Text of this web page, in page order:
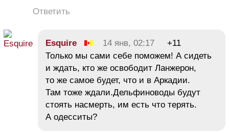
Ответить
Esquire 14 янв, 02:17
+11
Только мы сами себе поможем! А сидеть
и ждать, кто же освободит Ланжерон,
то же самое будет, что и в Аркадии.
Там тоже ждали.Дельфиноводы будут
стоять насмерть, им есть что терять.
А одесситы?